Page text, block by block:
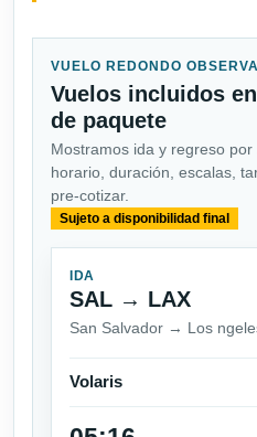
VUELO REDONDO
Vuelos incluidos
de paquete
Mostramos ida y regreso
horario, duración, escalas,
pre-cotizar.
Sujeto a disponibilidad final
IDA
SAL → LAX
San Salvador → Los
Volaris